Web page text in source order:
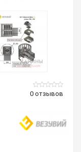
0 отзывов